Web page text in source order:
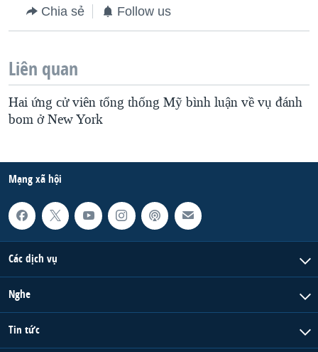
Chia sẻ Follow us
Liên quan
Hai ứng cử viên tổng thống Mỹ bình luận về vụ đánh
bom ở New York
Mạng xã hội
Các dịch vụ
Nghe
Tin tức